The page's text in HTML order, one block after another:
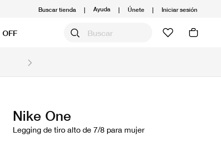
Buscar tienda | Ayuda | Únete | Iniciar sesión
Nike One
Legging de tiro alto de 7/8 para mujer